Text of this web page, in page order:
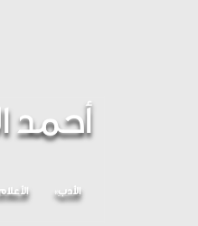
أحمد
الأدب الأعلام